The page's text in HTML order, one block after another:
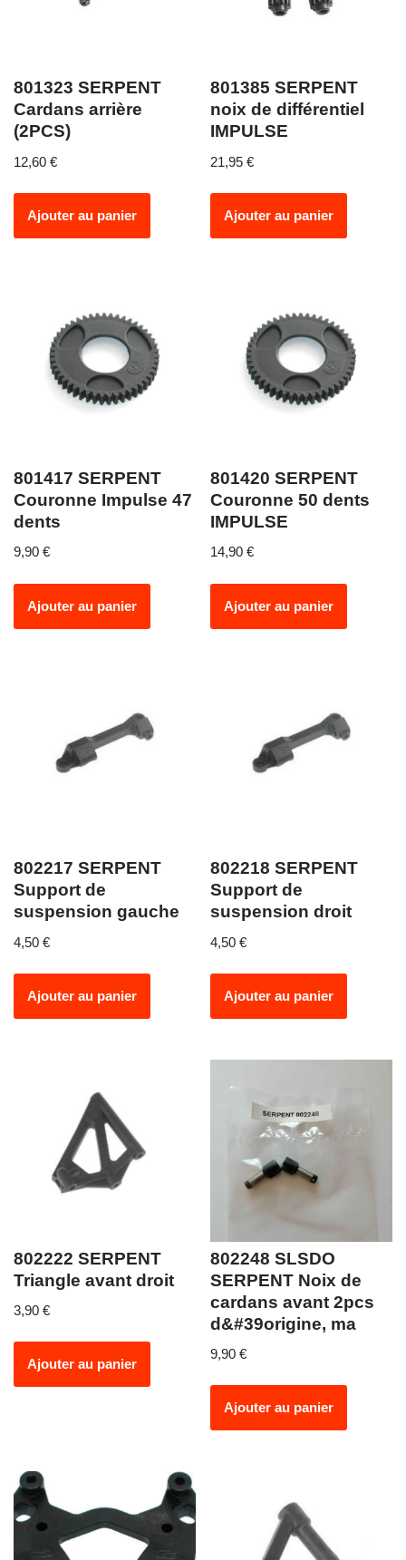
801323 SERPENT
Cardans arrière
(2PCS)
12,60 €
Ajouter au panier
801385 SERPENT
noix de différentiel
IMPULSE
21,95€
Ajouter au panier
801417 SERPENT
Couronne Impulse 47
dents
9,90 €
Ajouter au panier
801420 SERPENT
Couronne 50 dents
IMPULSE
14,90€
Ajouter au panier
802217 SERPENT
Support de
suspension gauche
4,50 €
Ajouter au panier
802218 SERPENT
Support de
suspension droit
4,50€
Ajouter au panier
802222 SERPENT
Triangle avant droit
3,90 €
Ajouter au panier
802248 SLSDO
SERPENT Noix de
cardans avant 2pcs
d&#39origine, ma
9,90€
Ajouter au panier